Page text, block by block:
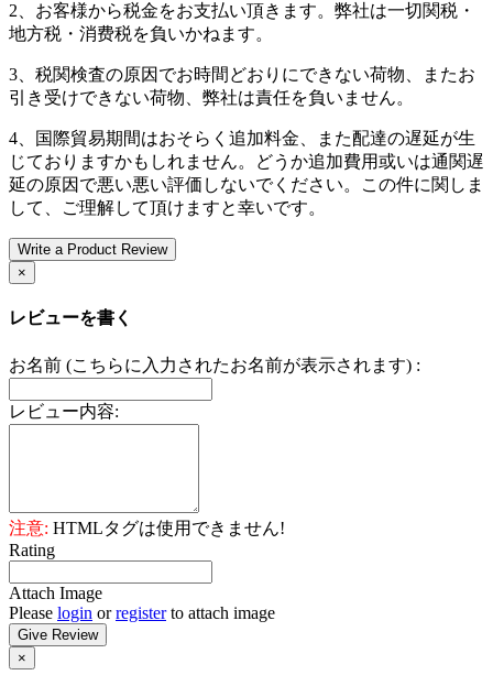
2、お客様から税金をお支払い頂きます。弊社は一切関税・
地方税・消费税を負いかねます。
3、税関検査の原因でお時間どおりにできない荷物、またお
引き受けできない荷物、弊社は責任を負いません。
4、国際貿易期間はおそらく追加料金、また配達の遅延が生
じておりますかもしれません。どうか追加費用或いは通関遅
延の原因で悪い悪い評価しないでください。この件に関しま
して、ご理解して頂けますと幸いです。
Write a Product Review
×
レビューを書く
お名前 (こちらに入力されたお名前が表示されます) :
レビュー内容:
注意: HTMLタグは使用できません!
Rating
Attach Image
Please login orregisterto attach image
Give Review
×